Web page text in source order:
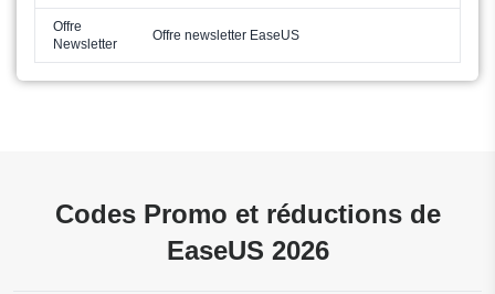
Offre
Newsletter
Offre newsletter EaseUS
Codes Promo et réductions de
EaseUS 2026